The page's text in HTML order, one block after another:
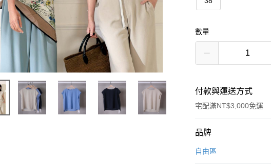
數量
付款與運送方式
宅配滿NT$3,000免運
付款方式
信用卡一次付款
品牌
自由區